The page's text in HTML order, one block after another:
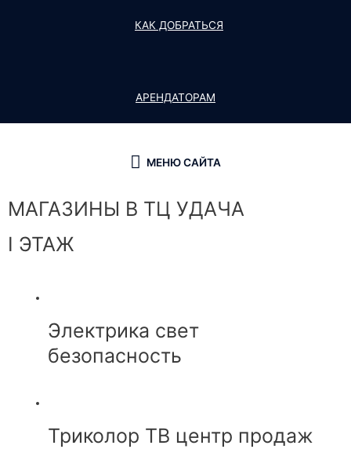
КАК ДОБРАТЬСЯ
АРЕНДАТОРАМ
МЕНЮ САЙТА
МАГАЗИНЫ В ТЦ УДАЧА
I ЭТАЖ
Электрика свет
безопасность
Триколор ТВ центр продаж